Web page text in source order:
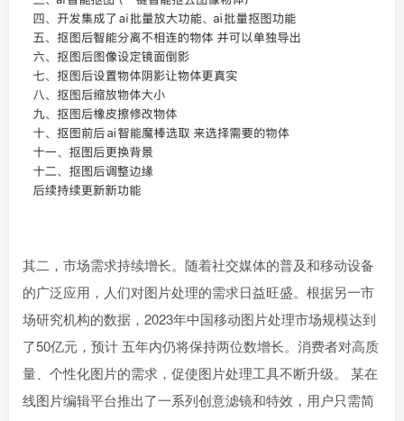
其二，市场需求持续增长。随着社交媒体的普及和移动设备
的广泛应用，人们对图片处理的需求日益旺盛。根据另一市
场研究机构的数据，2023年中国移动图片处理市场规模达到
了50亿元，预计 五年内仍将保持两位数增长。消费者对高质
量、个性化图片的需求，促使图片处理工具不断升级。 某在
线图片编辑平台推出了一系列创意滤镜和特效，用户只需简